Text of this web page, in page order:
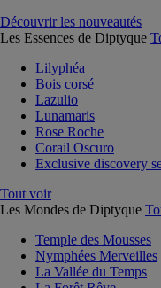
Découvrir les nouveautés
Les Essences de Diptyque
Lilyphéa
Bois corsé
Lazulio
Lunamaris
Rose Roche
Corail Oscuro
Exclusive discovery
Tout voir
Les Mondes de Diptyque
Temple des Mousses
Nymphées Merveilles
La Vallée du Temps